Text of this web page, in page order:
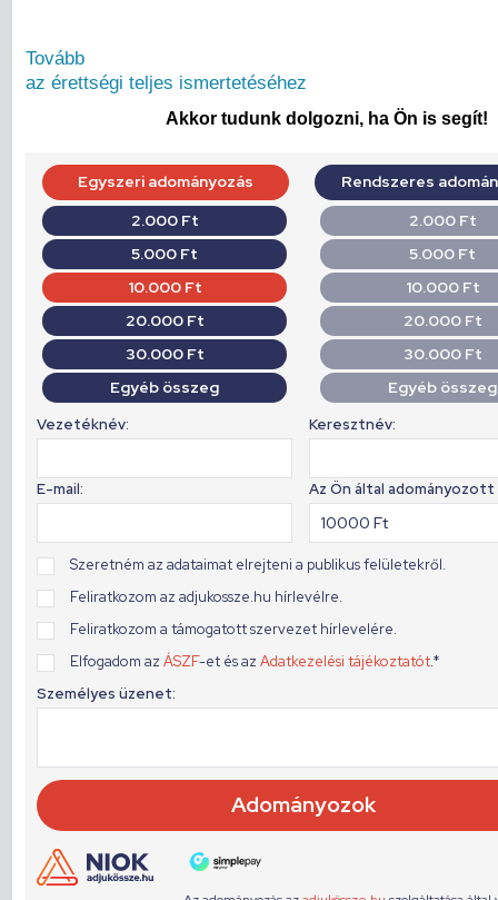
Tovább
az érettségi teljes ismertetéséhez
Akkor tudunk dolgozni, ha Ön is segít!